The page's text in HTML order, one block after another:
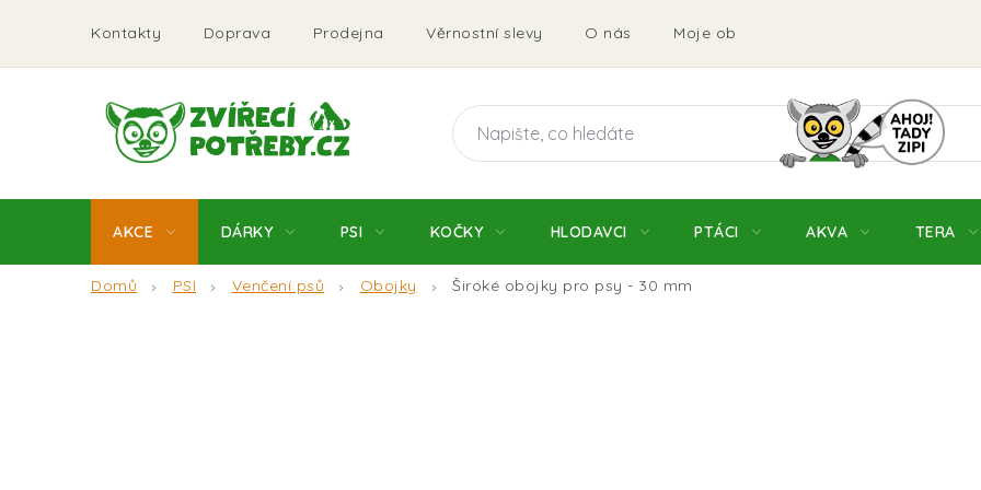
obsah
Kontakty Doprava Prodejna Věrnostní slevy O nás Moje objednávka Obchodní
AKCE DÁRKY PSI KOČKY HLODAVCI PTÁCI AKVA TERA
Domů PSI Venčení psů Obojky Široké obojky pro psy - 30 mm